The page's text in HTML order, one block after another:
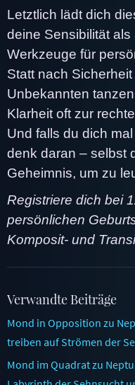
Letztlich lädt dich
deine Sensibilität
Werkzeuge für
Statt nach
Unbekannten
Klarheit oft zur
Und falls du dich
denk daran – selbst
Geheimnis, um zu
Registriere dich bei
persönlichen
Komposit- und
Verwandte Beiträge
Mond in Opposition zu
treiben auf Strömen der
Mond im Quadrat zu